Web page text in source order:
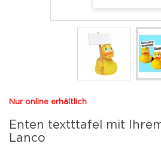
Nur online erhältlich
Enten textttafel mit
Lanco